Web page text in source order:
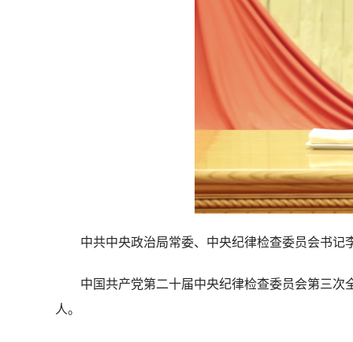
中共中央政治局常委、中央纪律检查委员会书
中国共产党第二十届中央纪律检查委员会第三次全
人。